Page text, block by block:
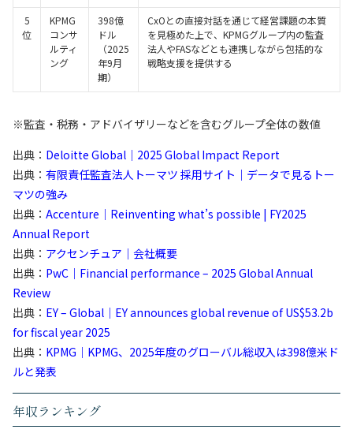
5
位
KPMG
コンサ
ルティ
ング
398億
ドル
（2025
年9月
期）
CxOとの直接対話を通じて経営課題の本質
を見極めた上で、KPMGグループ内の監査
法人やFASなどとも連携しながら包括的な
戦略支援を提供する
※監査・税務・アドバイザリーなどを含むグループ全体の数値
出典： Deloitte Global｜2025 Global Impact Report
出典： 有限責任監査法人トーマツ 採用サイト｜データで見るトー
マツの強み
出典： Accenture｜Reinventing what’s possible | FY2025
Annual Report
出典： アクセンチュア｜会社概要
出典： PwC｜Financial performance – 2025 Global Annual
Review
出典： EY – Global｜EY announces global revenue of US$53.2b
for fiscal year 2025
出典： KPMG｜KPMG、2025年度のグローバル総収入は398億米ド
ルと発表
年収ランキング